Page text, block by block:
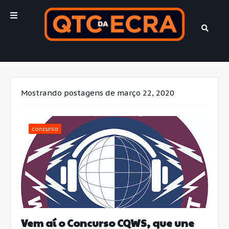
Mostrando postagens de março 22, 2020
concurso
Vem aí o Concurso CQWS, que une